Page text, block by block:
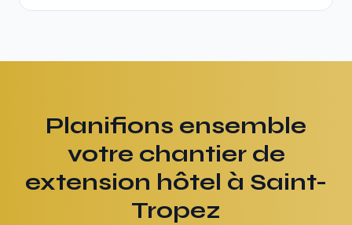
Planifions ensemble
votre chantier de
extension hôtel à Saint-
Tropez